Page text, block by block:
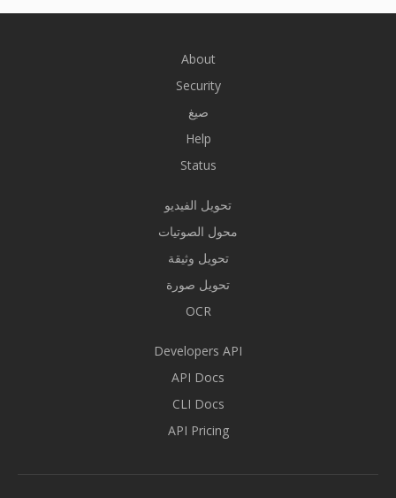
About
Security
صيغ
Help
Status
تحويل الفيديو
محول الصوتيات
تحويل وثيقة
تحويل صورة
OCR
Developers API
API Docs
CLI Docs
API Pricing